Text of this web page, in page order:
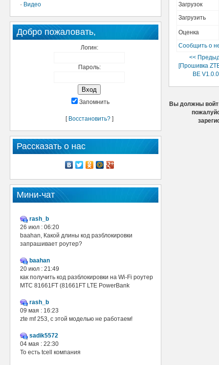
· Видео
Добро пожаловать,
Логин:
Пароль:
Запомнить
[ Восстановить?]
Рассказать о нас
Мини-чат
rash_b
26 июл : 06:20
baahan, Какой длины код разблокировки
запрашивает роутер?
baahan
20 июл : 21:49
как получить код разблокировки на Wi-Fi роутер
МТС 81661FT (81661FT LTE PowerBank
rash_b
09 мая : 16:23
zte mf 253, с этой моделью не работаем!
sadik5572
04 мая : 22:30
То есть tcell компания
Загрузок
Загрузить
Оценка
Сообщить о
<<
[Прошивка
BE
Вы должны